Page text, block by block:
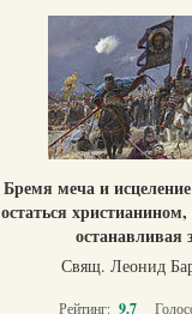
Бремя меча и
остаться
останавливая
Свящ. Леонид
Рейтинг: 9.7